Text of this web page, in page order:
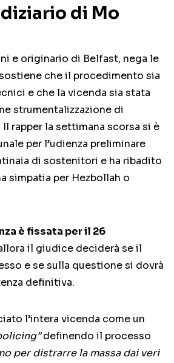
di Mo
e originario di Belfast, nega le
che il procedimento sia
e che la vicenda sia stata
strumentalizzazione di
rapper la settimana scorsa si è
per l’udienza preliminare
di sostenitori e ha ribadito
simpatia per Hezbollah o
è fissata per il 26
il giudice deciderà se il
e se sulla questione si dovrà
definitiva.
l’intera vicenda come un
definendo il processo
per distrarre la massa dai veri